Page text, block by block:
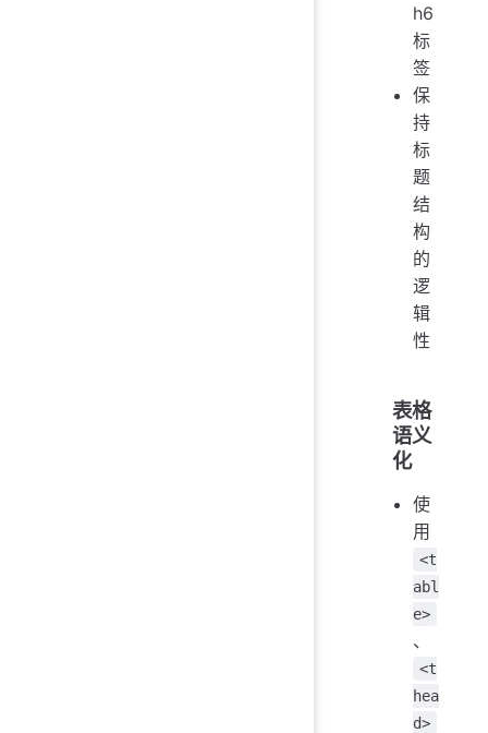
h6
标
签
保
持
标
题
结
构
的
逻
辑
性
表格
语义
化
使
用
<t
abl
e>
、
<t
hea
d>